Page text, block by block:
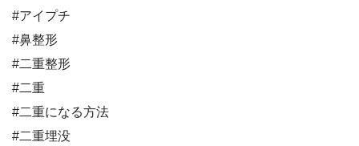
#アイプチ
#鼻整形
#二重整形
#二重
#二重になる方法
#二重埋没